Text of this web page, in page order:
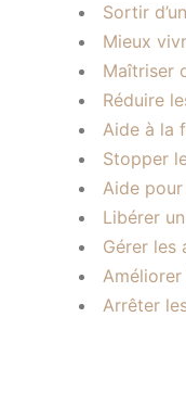
Sortir
Mieux
Maîtriser
Réduire
Aide à la
Stopper
Aide pour
Libérer
Gérer les
Arrêter